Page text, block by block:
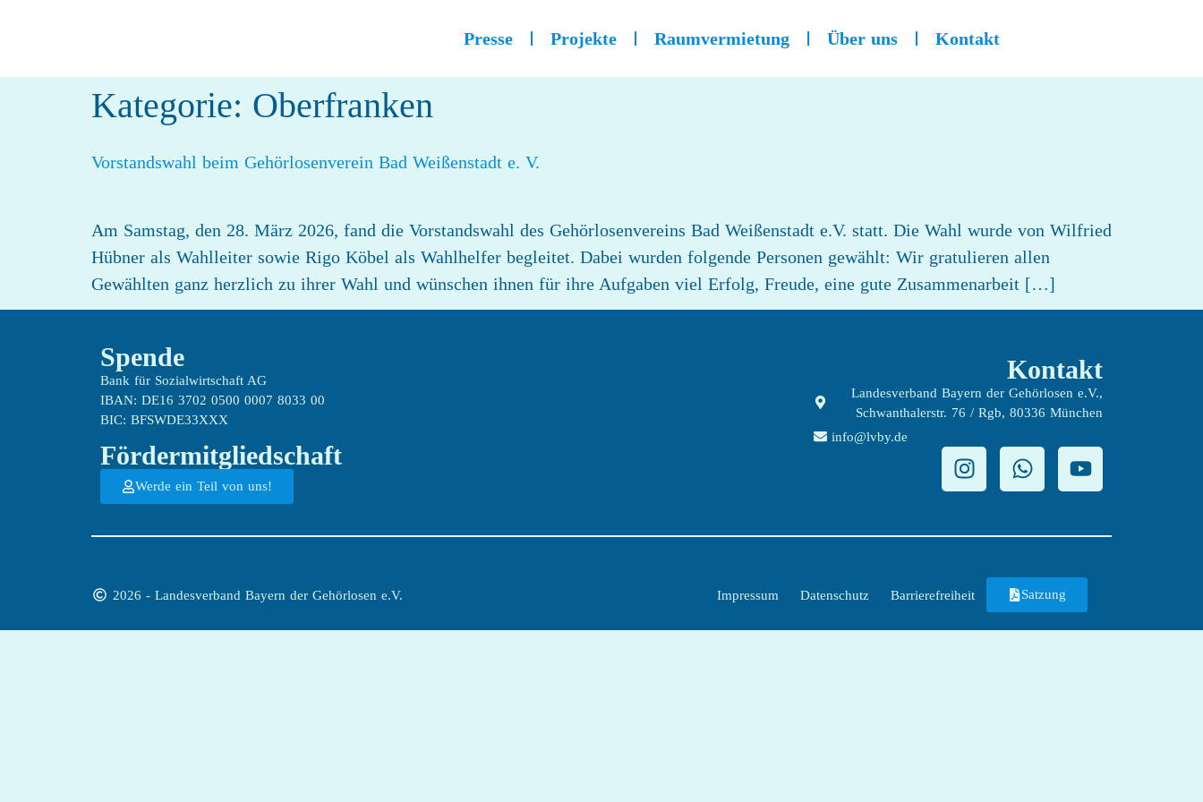
Presse Projekte Raumvermietung Über uns Kontakt
Kategorie: Oberfranken
Vorstandswahl beim Gehörlosenverein Bad Weißenstadt e. V.
Am Samstag, den 28. März 2026, fand die Vorstandswahl des Gehörlosenvereins Bad Weißenstadt e.V. statt. Die Wahl wurde von Wilfried
Hübner als Wahlleiter sowie Rigo Köbel als Wahlhelfer begleitet. Dabei wurden folgende Personen gewählt: Wir gratulieren allen
Gewählten ganz herzlich zu ihrer Wahl und wünschen ihnen für ihre Aufgaben viel Erfolg, Freude, eine gute Zusammenarbeit […]
Spende
Bank für Sozialwirtschaft AG
IBAN: DE16 3702 0500 0007 8033 00
BIC: BFSWDE33XXX
Fördermitgliedschaft
Werde ein Teil von uns!
Kontakt
Landesverband Bayern der Gehörlosen e.V.,
Schwanthalerstr. 76 / Rgb, 80336 München
info@lvby.de
2026 - Landesverband Bayern der Gehörlosen e.V. Impressum Datenschutz Barrierefreiheit Satzung